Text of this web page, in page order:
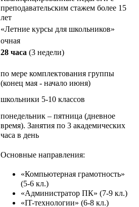
преподавательским стажем более 15
лет
«Летние курсы для школьников»
очная
28 часа (3 недели)
по мере комплектования группы
(конец мая - начало июня)
школьники 5-10 классов
понедельник – пятница (дневное
время). Занятия по 3 академических
часа в день
Основные направления:
«Компьютерная грамотность»
(5-6 кл.)
«Администратор ПК» (7-9 кл.)
«IT-технологии» (6-8 кл.)